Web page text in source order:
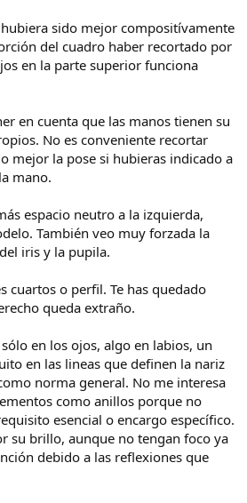
sido mejor compositívamente
del cuadro haber recortado por
en la parte superior funciona
en cuenta que las manos tienen su
No es conveniente recortar
mejor la pose si hubieras indicado a
mano.
espacio neutro a la izquierda,
También veo muy forzada la
iris y la pupila.
cuartos o perfil. Te has quedado
queda extraño.
en los ojos, algo en labios, un
en las lineas que definen la nariz
norma general. No me interesa
como anillos porque no
esencial o encargo específico.
su brillo, aunque no tengan foco ya
debido a las reflexiones que